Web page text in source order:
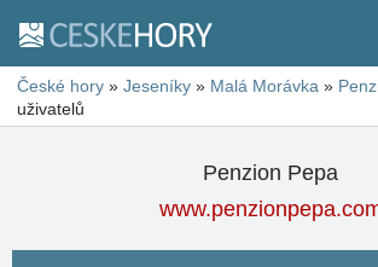
České hory » Jeseníky » Malá Morávka »
uživatelů
Penzion Pepa